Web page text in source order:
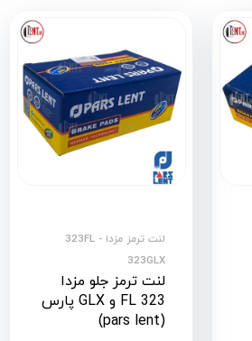
لنت ترمز مزدا 323FL -
323GLX
لنت ترمز جلو مزدا
323 FL و GLX پارس
(pars lent)